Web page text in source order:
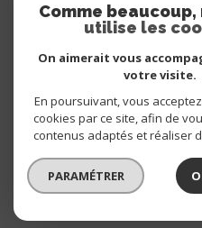
© 2026 | TOUS DROITS
NOS HONORAIRES
PLAN DU
NOS LIENS
Comme
utilise les
On aimerait vous
votre visite.
En poursuivant, vous
cookies par ce site, afin de
contenus adaptés et réaliser
PARAMÉTRER